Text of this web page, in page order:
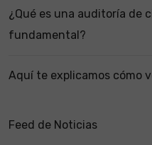
¿Qué es una auditoría de
fundamental?
Aquí te explicamos cómo
Feed de Noticias